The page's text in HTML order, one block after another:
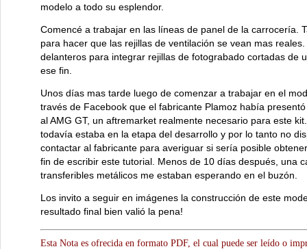
modelo a todo su esplendor.
Comencé a trabajar en las líneas de panel de la carrocería.
para hacer que las rejillas de ventilación se vean mas
delanteros para integrar rejillas de fotograbado cortadas de
ese fin.
Unos días mas tarde luego de comenzar a trabajar en el
través de Facebook que el fabricante Plamoz había
al AMG GT, un aftremarket realmente necesario para este
todavía estaba en la etapa del desarrollo y por lo tanto no
contactar al fabricante para averiguar si sería posible
fin de escribir este tutorial. Menos de 10 días después, una
transferibles metálicos me estaban esperando en el buzón.
Los invito a seguir en imágenes la construcción de este
resultado final bien valió la pena!
Esta Nota es ofrecida en formato PDF, el cual puede ser leído o